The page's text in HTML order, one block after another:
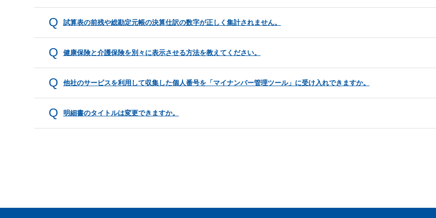
試算表の前残や総勘定元帳の決算仕訳の数字が正しく集計されません。
健康保険と介護保険を別々に表示させる方法を教えてください。
他社のサービスを利用して収集した個人番号を「マイナンバー管理ツール」に受け入れできますか。
明細書のタイトルは変更できますか。